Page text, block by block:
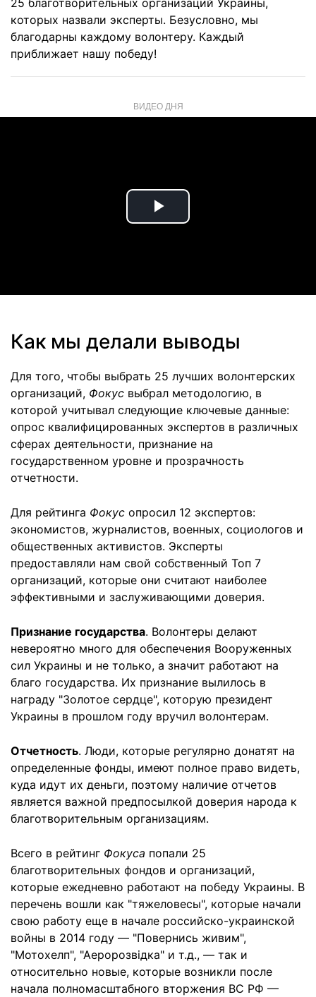
25 благотворительных организаций Украины,
которых назвали эксперты. Безусловно, мы
благодарны каждому волонтеру. Каждый
приближает нашу победу!
ВИДЕО ДНЯ
Play
Как мы делали выводы
Для того, чтобы выбрать 25 лучших волонтерских
организаций, Фокус выбрал методологию, в
которой учитывал следующие ключевые данные:
опрос квалифицированных экспертов в различных
сферах деятельности, признание на
государственном уровне и прозрачность
отчетности.
Для рейтинга Фокус опросил 12 экспертов:
экономистов, журналистов, военных, социологов и
общественных активистов. Эксперты
предоставляли нам свой собственный Топ 7
организаций, которые они считают наиболее
эффективными и заслуживающими доверия.
Признание государства. Волонтеры делают
невероятно много для обеспечения Вооруженных
сил Украины и не только, а значит работают на
благо государства. Их признание вылилось в
награду "Золотое сердце", которую президент
Украины в прошлом году вручил волонтерам.
Отчетность. Люди, которые регулярно донатят на
определенные фонды, имеют полное право видеть,
куда идут их деньги, поэтому наличие отчетов
является важной предпосылкой доверия народа к
благотворительным организациям.
Всего в рейтинг Фокуса попали 25
благотворительных фондов и организаций,
которые ежедневно работают на победу Украины. В
перечень вошли как "тяжеловесы", которые начали
свою работу еще в начале российско-украинской
войны в 2014 году — "Повернись живим",
"Мотохелп", "Аеророзвідка" и т.д., — так и
относительно новые, которые возникли после
начала полномасштабного вторжения ВС РФ —